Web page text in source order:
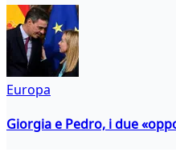
Europa
Giorgia e Pedro, i due